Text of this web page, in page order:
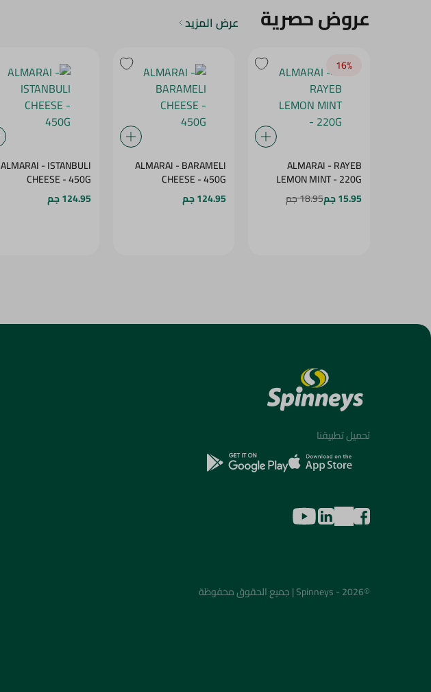
عروض حصرية عرض المزيد
16‎%‎
ALMARAI - RAYEB
LEMON MINT - 220G
15.95 جم
18.95 جم
ALMARAI - BARAMELI
CHEESE - 450G
124.95 جم
ALMARAI - ISTANBULI
CHEESE - 450G
124.95 جم
تحميل تطبيقنا
©2026 - Spinneys | جميع الحقوق محفوظة